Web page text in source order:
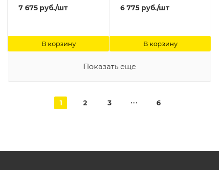
Sigmar Core Book (Eng))
Games Workshop
7 675 руб./шт
В корзину
Hobbit (Eng)) Games
Workshop
6 775 руб./шт
В корзину
Показать еще
1 2 3 6